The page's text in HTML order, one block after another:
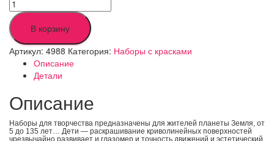
В корзину
Артикул: 4988 Категория: Наборы с красками
Описание
Детали
Описание
Наборы для творчества предназначены для жителей планеты Земля, от
5 до 135 лет… Дети — раскрашивание криволинейных поверхностей
чрезвычайно развивает и глазомер и точность движений и эстетический